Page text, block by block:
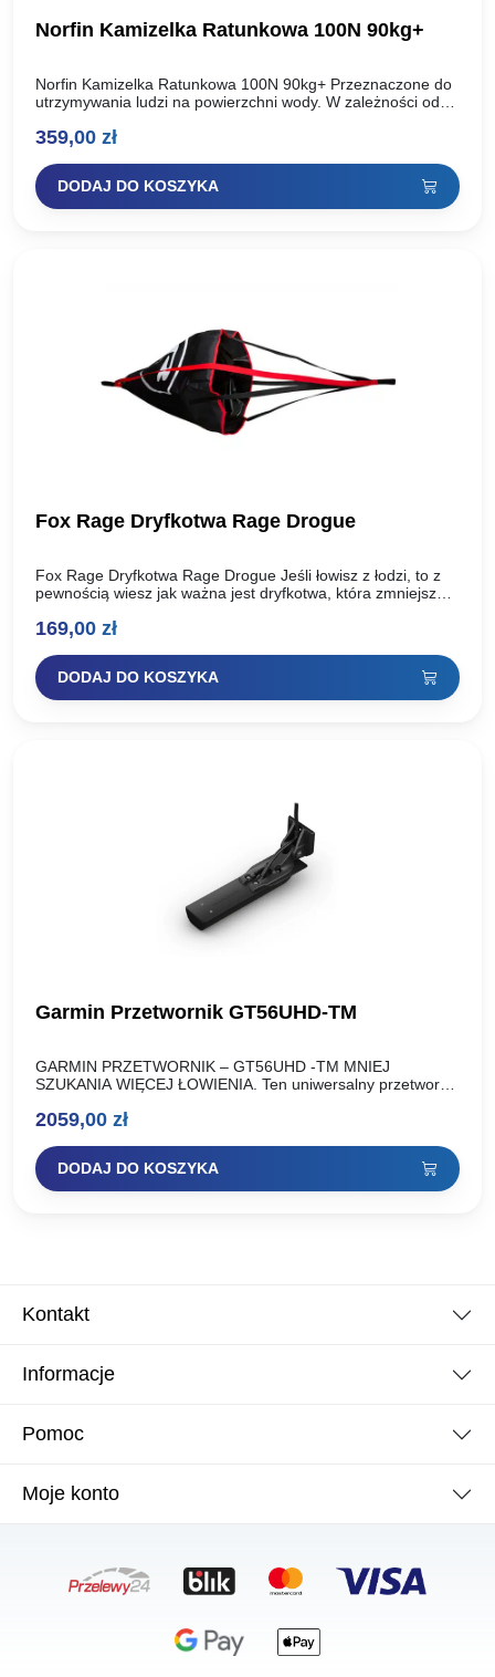
Norfin Kamizelka Ratunkowa 100N 90kg+
Norfin Kamizelka Ratunkowa 100N 90kg+ Przeznaczone do
utrzymywania ludzi na powierzchni wody. W zależności od
359,00 zł
DODAJ DO KOSZYKA
Fox Rage Dryfkotwa Rage Drogue
Fox Rage Dryfkotwa Rage Drogue Jeśli łowisz z łodzi, to z
pewnością wiesz jak ważna jest dryfkotwa, która zmniejsza
169,00 zł
DODAJ DO KOSZYKA
Garmin Przetwornik GT56UHD-TM
GARMIN PRZETWORNIK – GT56UHD -TM MNIEJ
SZUKANIA WIĘCEJ ŁOWIENIA. Ten uniwersalny przetwornik
wyposażony m.in. w echosondy Ultra High-Definition
2059,00 zł
DODAJ DO KOSZYKA
Kontakt
Informacje
Pomoc
Moje konto